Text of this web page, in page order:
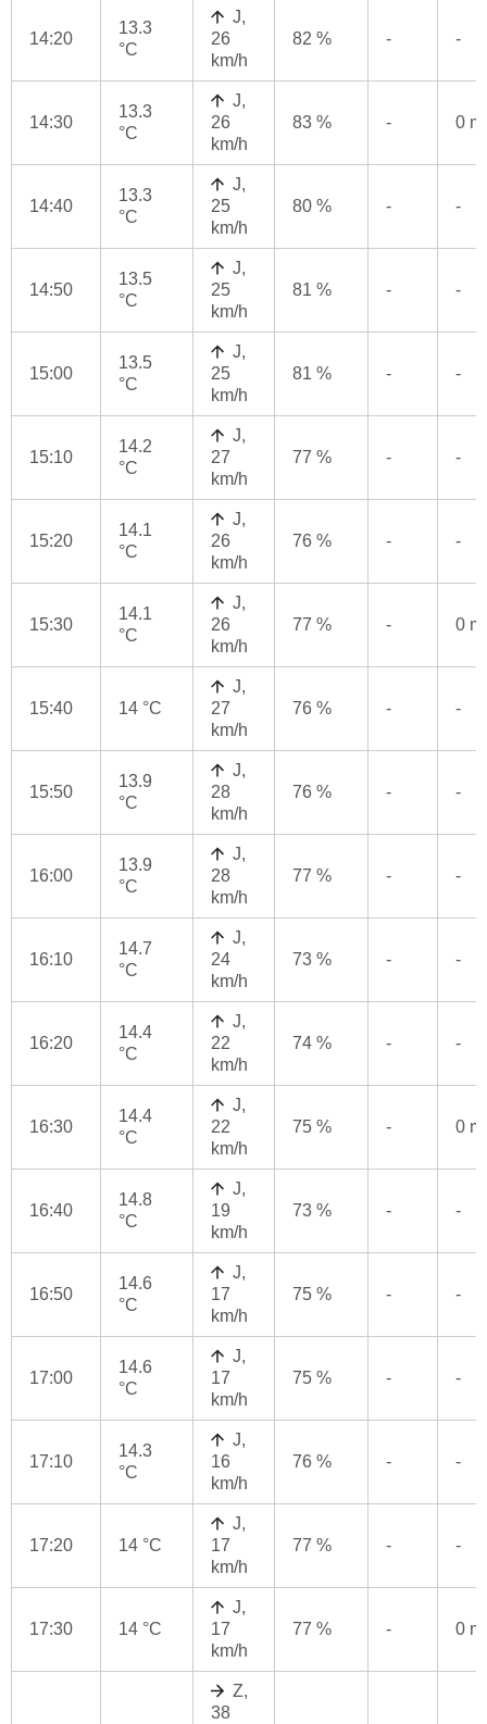
14:20
13.3
°C
J,
26
km/h
82 % - -
14:30
13.3
°C
J,
26
km/h
83 % - 0
14:40
13.3
°C
J,
25
km/h
80 % - -
14:50
13.5
°C
J,
25
km/h
81 % - -
15:00
13.5
°C
J,
25
km/h
81 % - -
15:10
14.2
°C
J,
27
km/h
77 % - -
15:20
14.1
°C
J,
26
km/h
76 % - -
15:30
14.1
°C
J,
26
km/h
77 % - 0
15:40 14 °C
J,
27
km/h
76 % - -
15:50
13.9
°C
J,
28
km/h
76 % - -
16:00
13.9
°C
J,
28
km/h
77 % - -
16:10
14.7
°C
J,
24
km/h
73 % - -
16:20
14.4
°C
J,
22
km/h
74 % - -
16:30
14.4
°C
J,
22
km/h
75 % - 0
16:40
14.8
°C
J,
19
km/h
73 % - -
16:50
14.6
°C
J,
17
km/h
75 % - -
17:00
14.6
°C
J,
17
km/h
75 % - -
17:10
14.3
°C
J,
16
km/h
76 % - -
17:20 14 °C
J,
17
km/h
77 % - -
17:30 14 °C
J,
17
km/h
77 % - 0
Z,
38